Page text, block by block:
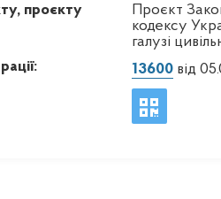
проєкту
Проєкт
кодексу
галузі
13600від